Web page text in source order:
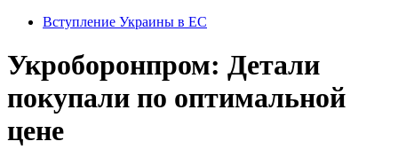
Вступление Украины в ЕС
Укроборонпром: Детали
покупали по оптимальной
цене